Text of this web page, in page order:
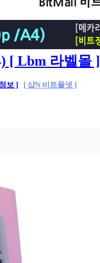
[ Lbm 라벨몰 ]
보 ] [ 샵N 비트몰넷 ]